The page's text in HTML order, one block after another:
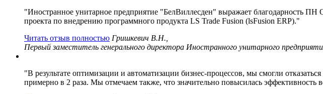
"Иностранное унитарное предприятие "БелВиллесден" выражает благодарность
проекта по внедрению программного продукта LS Trade Fusion (lsFusion ERP)."
Читать отзыв полностью Гришкевич В.Н.,
Первый заместитель генерального директора Иностранного унитарного
"В результате оптимизации и автоматизации бизнес-процессов, мы смогли
примерно в 2 раза. Мы отмечаем также, что значительно повысилась